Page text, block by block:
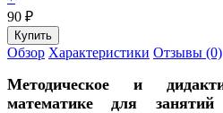
90 ₽
Обзор Характеристики Отзывы (0)
Методическое и
математике для занятий